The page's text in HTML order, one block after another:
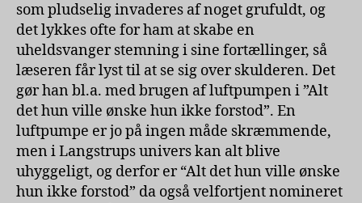
som pludselig invaderes af noget grufuldt, og
det lykkes ofte for ham at skabe en
uheldsvanger stemning i sine fortællinger, så
læseren får lyst til at se sig over skulderen. Det
gør han bl.a. med brugen af luftpumpen i ”Alt
det hun ville ønske hun ikke forstod”. En
luftpumpe er jo på ingen måde skræmmende,
men i Langstrups univers kan alt blive
uhyggeligt, og derfor er “Alt det hun ville ønske
hun ikke forstod” da også velfortjent nomineret